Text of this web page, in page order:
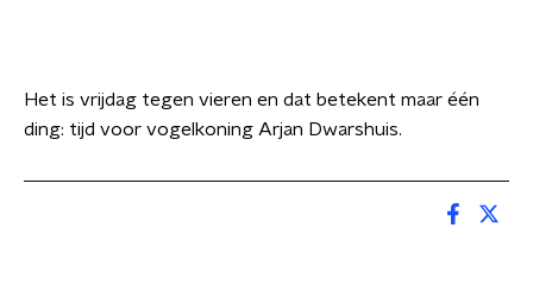
Het is vrijdag tegen vieren en dat betekent maar één
ding: tijd voor vogelkoning Arjan Dwarshuis.